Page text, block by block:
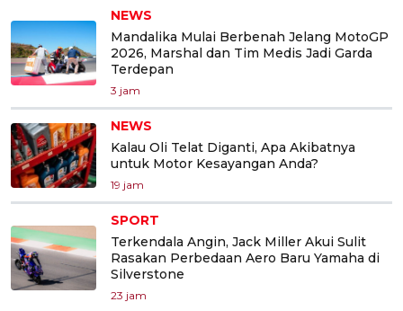
NEWS
Mandalika Mulai Berbenah Jelang MotoGP
2026, Marshal dan Tim Medis Jadi Garda
Terdepan
3 jam
NEWS
Kalau Oli Telat Diganti, Apa Akibatnya
untuk Motor Kesayangan Anda?
19 jam
SPORT
Terkendala Angin, Jack Miller Akui Sulit
Rasakan Perbedaan Aero Baru Yamaha di
Silverstone
23 jam